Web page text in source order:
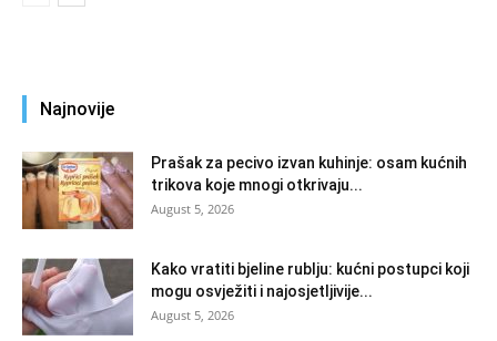
Najnovije
Prašak za pecivo izvan kuhinje: osam kućnih
trikova koje mnogi otkrivaju...
August 5, 2026
Kako vratiti bjeline rublju: kućni postupci koji
mogu osvježiti i najosjetljivije...
August 5, 2026